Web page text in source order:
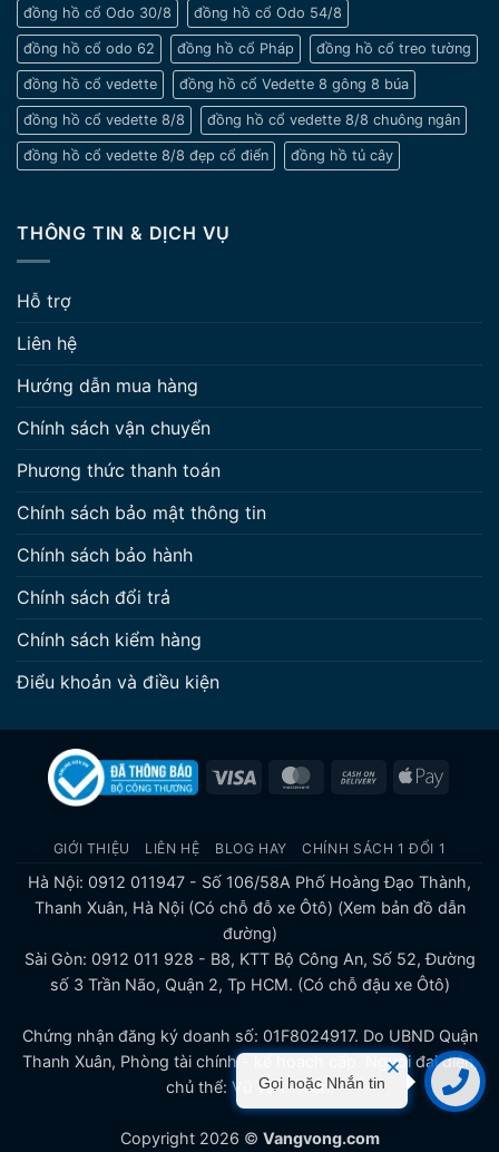
đồng hồ cổ Odo 30/8 đồng hồ cổ Odo 54/8
đồng hồ cổ odo 62 đồng hồ cổ Pháp đồng hồ cổ treo tường
đồng hồ cổ vedette đồng hồ cổ Vedette 8 gông 8 búa
đồng hồ cổ vedette 8/8 đồng hồ cổ vedette 8/8 chuông ngân
đồng hồ cổ vedette 8/8 đẹp cổ điển đồng hồ tủ cây
THÔNG TIN & DỊCH VỤ
Hỗ trợ
Liên hệ
Hướng dẫn mua hàng
Chính sách vận chuyển
Phương thức thanh toán
Chính sách bảo mật thông tin
Chính sách bảo hành
Chính sách đổi trả
Chính sách kiểm hàng
Điểu khoản và điều kiện
Visa MasterCardCash
Apple
GIỚI THIỆU LIÊN HỆ BLOG HAY CHÍNH SÁCH 1 ĐỔI 1
Hà Nội: 0912 011947 - Số 106/58A Phố Hoàng Đạo Thành,
Thanh Xuân, Hà Nội (Có chỗ đỗ xe Ôtô) (Xem bản đồ dẫn
đường)
Sài Gòn: 0912 011 928 - B8, KTT Bộ Công An, Số 52, Đường
số 3 Trần Não, Quận 2, Tp HCM. (Có chỗ đậu xe Ôtô)
Chứng nhận đăng ký doanh số: 01F8024917. Do UBND Quận
Thanh Xuân, Phòng tài chính - kế hoạch cấp. Người đại diện,
chủ thể: Vũ Văn Thiên.
Copyright 2026 © Vangvong.com
Liên hệ
Gọi hoặc Nhắn tin